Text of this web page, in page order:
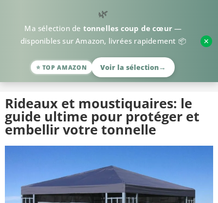
🌿
Ma sélection de tonnelles coup de cœur —
disponibles sur Amazon, livrées rapidement 📦
⭐ TOP AMAZON Voir la sélection→
✕
Accessoires > Rideaux & moustiquaires
Rideaux et moustiquaires: le
guide ultime pour protéger et
embellir votre tonnelle